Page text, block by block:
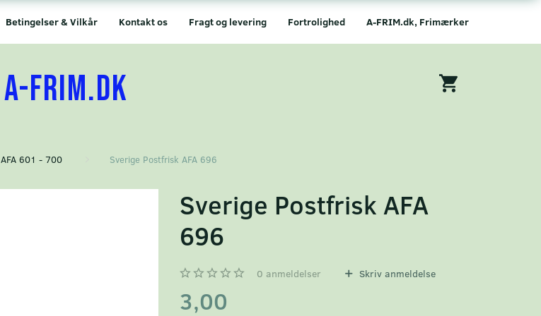
A-FRIM.dk, Frimærker
Fortrolighed
Fragt og levering
Kontakt os
Betingelser & Vilkår
A-FRIM.DK
AFA 601 - 700 Sverige Postfrisk AFA 696
Sverige Postfrisk AFA
696
0 anmeldelser Skriv anmeldelse
3,00